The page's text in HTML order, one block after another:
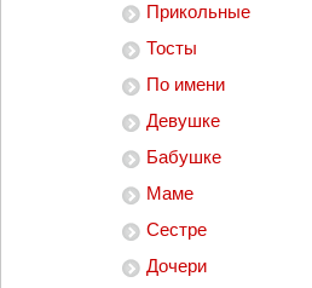
Прикольные
Тосты
По имени
Девушке
Бабушке
Маме
Сестре
Дочери